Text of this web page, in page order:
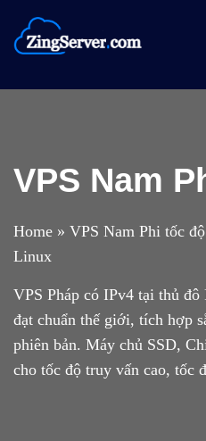
đến
nội
VPS Nam
Home » VPS Nam Phi tốc
Linux
VPS Pháp có IPv4 tại thủ đô
đạt chuẩn thế giới, tích hợp
phiên bản. Máy chủ SSD,
cho tốc độ truy vấn cao, tốc